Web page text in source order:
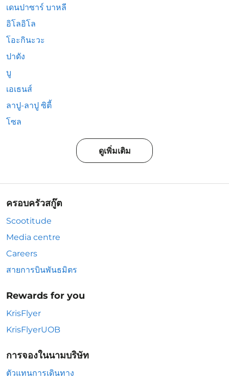
เดนปาซาร์ บาหลี
อิโลอิโล
โอะกินะวะ
ปาดัง
บู
เอเธนส์
ลาปู-ลาปู ซิตี้
โซล
ดูเพิ่มเติม
ครอบครัวสกู๊ต
Scootitude
Media centre
Careers
สายการบินพันธมิตร
Rewards for you
KrisFlyer
KrisFlyerUOB
การจองในนามบริษัท
ตัวแทนการเดินทาง